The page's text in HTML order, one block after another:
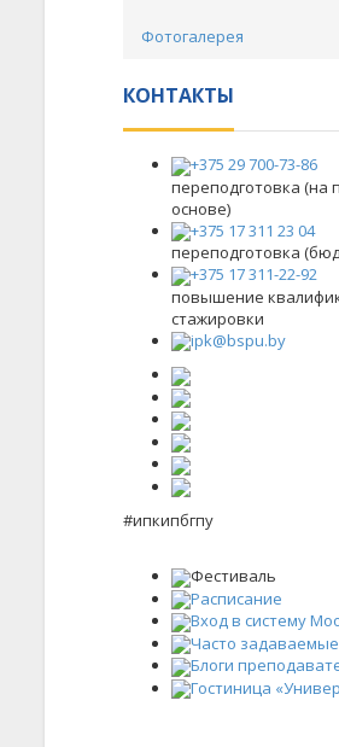
Фотогалерея
КОНТАКТЫ
+375 29 700-73-86
переподготовка (на
основе)
+375 17 311 23 04
переподготовка
+375 17 311-22-92
повышение
стажировки
ipk@bspu.by
#ипкипбгпу
Фестиваль
Расписание
Вход в систему
Часто
Блоги
Гостиница